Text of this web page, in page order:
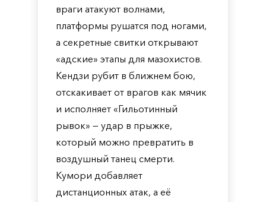
враги атакуют волнами,
платформы рушатся под ногами,
а секретные свитки открывают
«адские» этапы для мазохистов.
Кендзи рубит в ближнем бою,
отскакивает от врагов как мячик
и исполняет «Гильотинный
рывок» — удар в прыжке,
который можно превратить в
воздушный танец смерти.
Кумори добавляет
дистанционных атак, а её